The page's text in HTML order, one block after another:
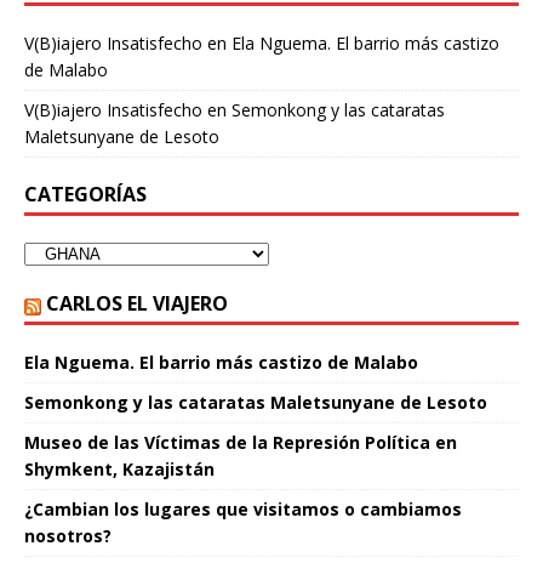
V(B)iajero Insatisfecho en Ela Nguema. El barrio más castizo
de Malabo
V(B)iajero Insatisfecho en Semonkong y las cataratas
Maletsunyane de Lesoto
CATEGORÍAS
CARLOS EL VIAJERO
Ela Nguema. El barrio más castizo de Malabo
Semonkong y las cataratas Maletsunyane de Lesoto
Museo de las Víctimas de la Represión Política en
Shymkent, Kazajistán
¿Cambian los lugares que visitamos o cambiamos
nosotros?